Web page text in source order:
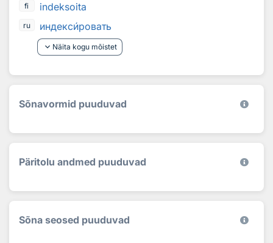
fi indeksoita
ru индексировать
keyboard_arrow_down Näita kogu mõistet
Sõnavormid puuduvad
Päritolu andmed puuduvad
Sõna seosed puuduvad